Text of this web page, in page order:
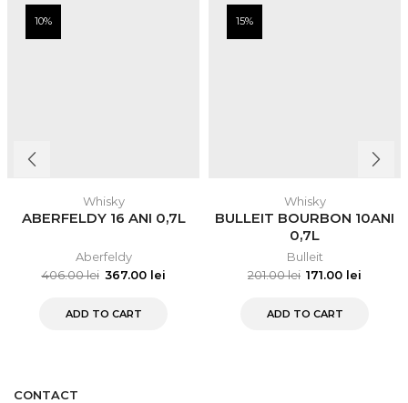
10%
Whisky
ABERFELDY 16 ANI 0,7L
Aberfeldy
406.00lei 367.00 lei
ADD TO CART
15%
Whisky
BULLEIT BOURBON 10ANI
0,7L
Bulleit
201.00lei 171.00 lei
ADD TO CART
CONTACT